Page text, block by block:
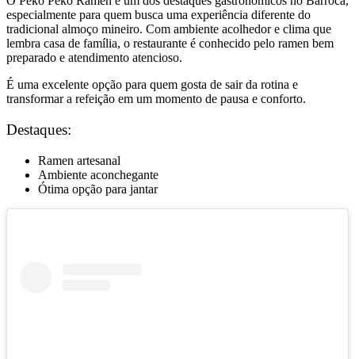
especialmente para quem busca uma experiência diferente do
tradicional almoço mineiro. Com ambiente acolhedor e clima que
lembra casa de família, o restaurante é conhecido pelo ramen bem
preparado e atendimento atencioso.
É uma excelente opção para quem gosta de sair da rotina e
transformar a refeição em um momento de pausa e conforto.
Destaques:
Ramen artesanal
Ambiente aconchegante
Ótima opção para jantar